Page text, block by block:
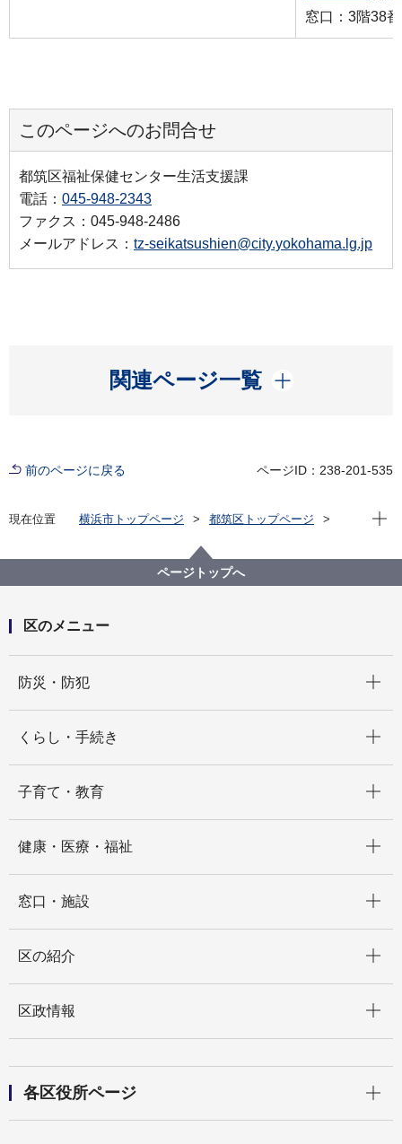
窓口：3階38
このページへのお問合せ
都筑区福祉保健センター生活支援課
電話： 045-948-2343
ファクス：045-948-2486
メールアドレス： tz-seikatsushien@city.yokohama.lg.jp
関連ページ一覧
開く
前のページに戻る ページID：238-201-535
現在位置 横浜市トップページ
都筑区トップページ
現在
ページトップへ
区のメニュー
防災・防犯
くらし・手続き
子育て・教育
健康・医療・福祉
窓口・施設
区の紹介
区政情報
各区役所ページ